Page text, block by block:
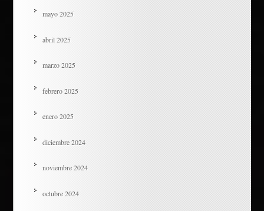
mayo 2025
abril 2025
marzo 2025
febrero 2025
enero 2025
diciembre 2024
noviembre 2024
octubre 2024